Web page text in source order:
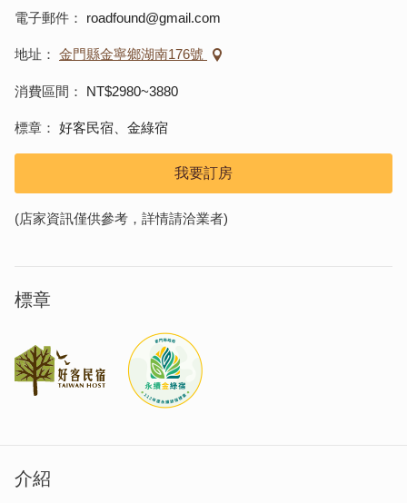
電子郵件 roadfound@gmail.com
地址 金門縣金寧鄉湖南176號
消費區間 NT$2980~3880
標章 好客民宿、金綠宿
我要訂房
(店家資訊僅供參考，詳情請洽業者)
標章
介紹